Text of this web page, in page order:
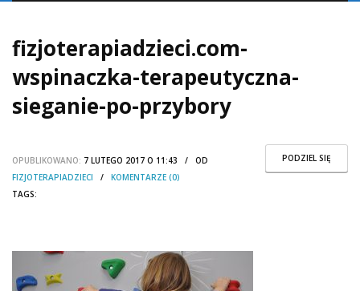
fizjoterapiadzieci.com-
wspinaczka-terapeutyczna-
sieganie-po-przybory
PODZIEL SIĘ
OPUBLIKOWANO: 7 LUTEGO 2017 O 11:43 / OD
FIZJOTERAPIADZIECI / KOMENTARZE (0)
TAGS: